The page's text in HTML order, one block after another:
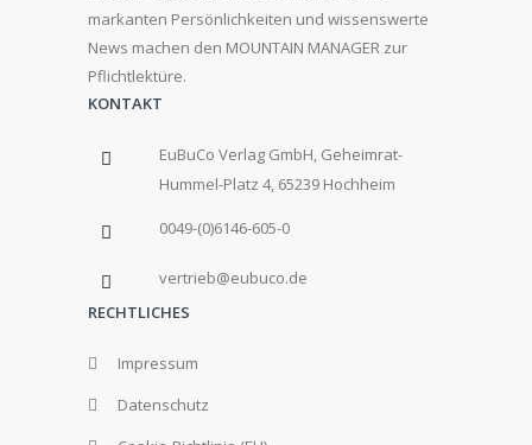
markanten Persönlichkeiten und wissenswerte
News machen den MOUNTAIN MANAGER zur
Pflichtlektüre.
KONTAKT
EuBuCo Verlag GmbH, Geheimrat-
Hummel-Platz 4, 65239 Hochheim
0049-(0)6146-605-0
vertrieb@eubuco.de
RECHTLICHES
Impressum
Datenschutz